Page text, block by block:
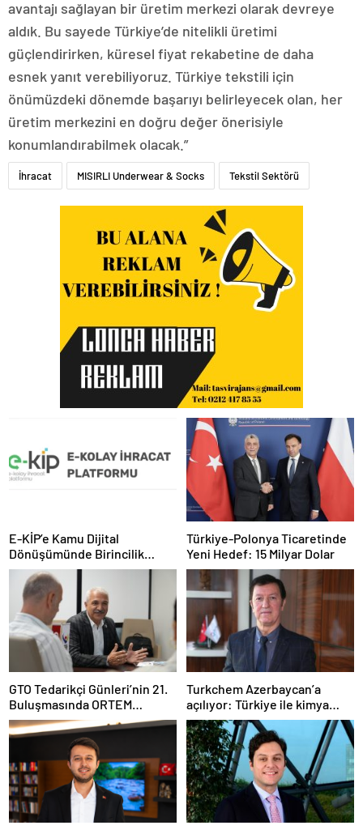
avantajı sağlayan bir üretim merkezi olarak devreye
aldık. Bu sayede Türkiye’de nitelikli üretimi
güçlendirirken, küresel fiyat rekabetine de daha
esnek yanıt verebiliyoruz. Türkiye tekstili için
önümüzdeki dönemde başarıyı belirleyecek olan, her
üretim merkezini en doğru değer önerisiyle
konumlandırabilmek olacak.”
İhracat MISIRLI Underwear & Socks Tekstil Sektörü
E-KİP’e Kamu Dijital
Dönüşümünde Birincilik
Ödülü
Türkiye-Polonya Ticaretinde
Yeni Hedef: 15 Milyar Dolar
GTO Tedarikçi Günleri’nin 21.
Buluşmasında ORTEM
Elektronik Tedarikçi
Adaylarıyla Buluştu
Turkchem Azerbaycan’a
açılıyor: Türkiye ile kimya
ticaretinde yeni dönem